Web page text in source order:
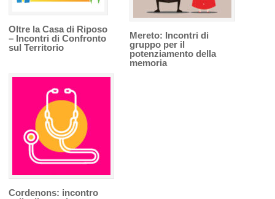
Oltre la Casa di Riposo
– Incontri di Confronto
sul Territorio
Mereto: Incontri di
gruppo per il
potenziamento della
memoria
Cordenons: incontro